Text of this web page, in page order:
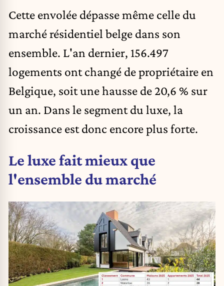
Cette envolée dépasse même celle du
marché résidentiel belge dans son
ensemble. L'an dernier, 156.497
logements ont changé de propriétaire en
Belgique, soit une hausse de 20,6 % sur
un an. Dans le segment du luxe, la
croissance est donc encore plus forte.
Le luxe fait mieux que
l'ensemble du marché